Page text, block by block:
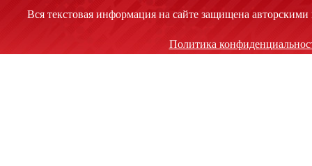
Вся текстовая информация на сайте защищена
Политика